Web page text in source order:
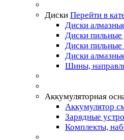
Диски Перейти в
Диски
Диски
Диски
Диски
Шины,
Аккумуляторная
Аккумулятор
Зарядные
Комплекты,